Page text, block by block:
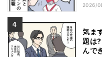
2026/
気ま
題は
んで